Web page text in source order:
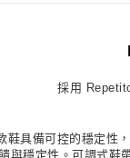
採用
具備可控的穩定性
穩定性。可調式鞋